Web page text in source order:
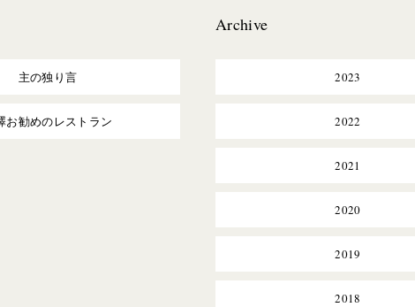
主の独り言
お勧めのレストラン
Archive
2023
2022
2021
2020
2019
2018